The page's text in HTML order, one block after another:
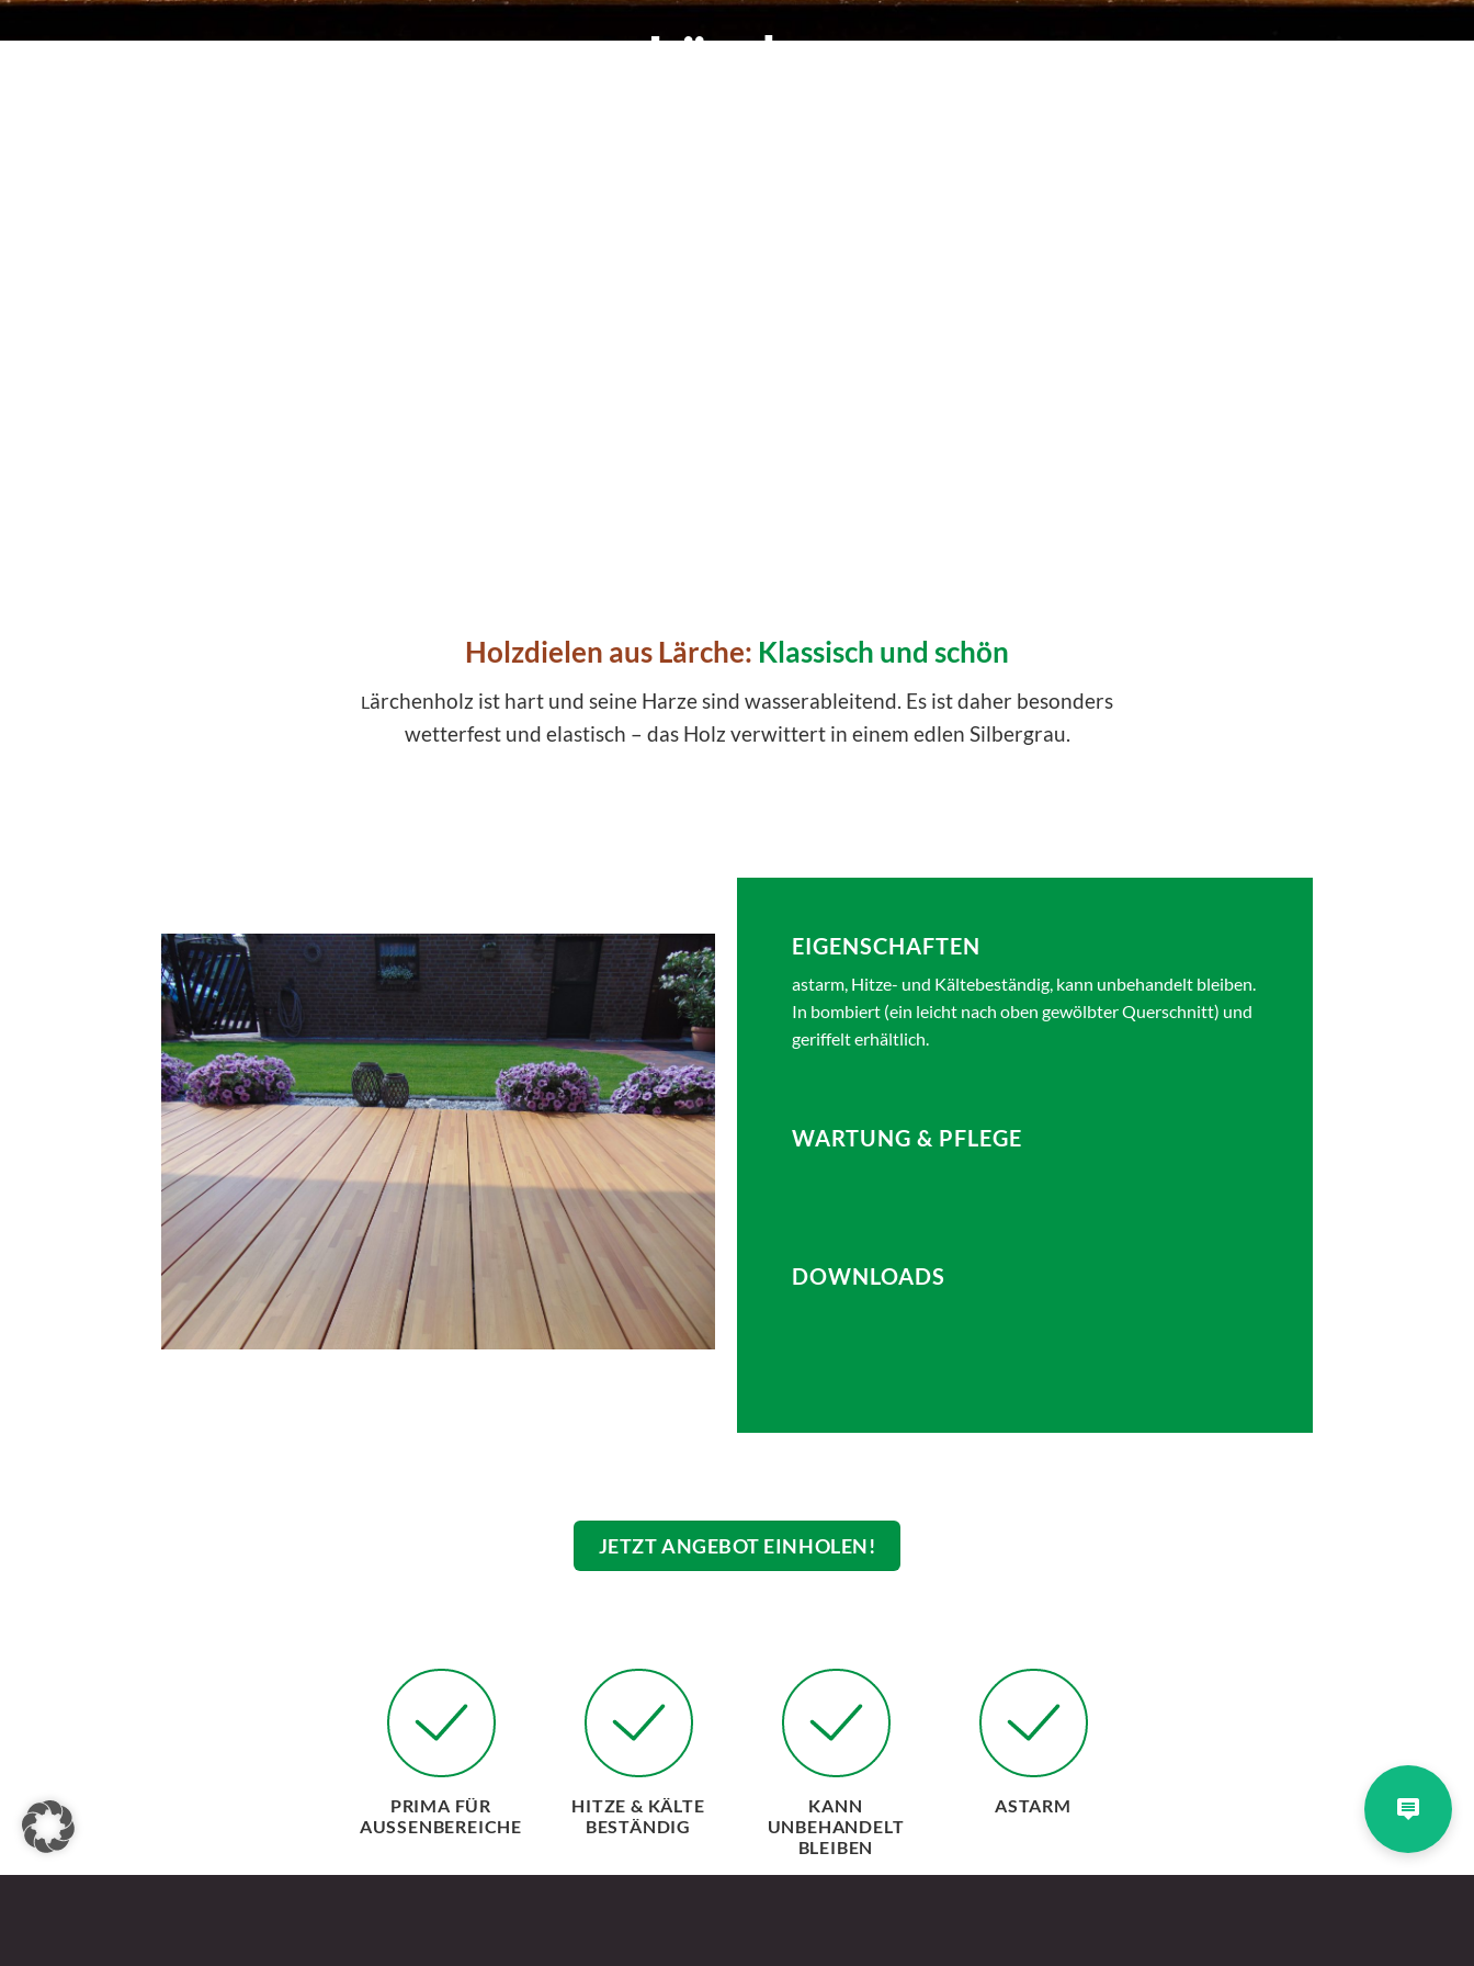
Lärche
Holzdielen aus Lärche: Klassisch und schön
L ärchenholz ist hart und seine Harze sind wasserableitend. Es ist daher besonders
wetterfest und elastisch – das Holz verwittert in einem edlen Silbergrau.
EIGENSCHAFTEN
astarm, Hitze- und Kältebeständig, kann unbehandelt bleiben.
In bombiert (ein leicht nach oben gewölbter Querschnitt) und
geriffelt erhältlich.
WARTUNG & PFLEGE
DOWNLOADS
JETZT ANGEBOT EINHOLEN!
PRIMA FÜR
AUSSENBEREICHE
HITZE & KÄLTE
BESTÄNDIG
KANN
UNBEHANDELT
BLEIBEN
ASTARM